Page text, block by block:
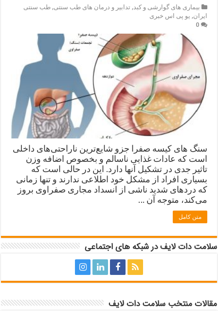
بیماری های گوارشی و کبد, تدابیر و درمان های طب سنتی,طب سنتی
ایران, یو پی اس خبری
0
سنگ های کیسه صفرا جزو شایع‌ترین ناراحتی‌های داخلی
است که عادات غذایی ناسالم و بخصوص اضافه وزن
تاثیر جدی در تشکیل آنها دارد. این در حالی است که
بسیاری افراد از مشکل خود اطلاعی ندارند و تنها زمانی
که دردهای شدید ناشی از انسداد مجاری صفراوی بروز
می‌کند، متوجه آن …
متن کامل
سلامت دات لایف در شبکه های اجتماعی
مقالات منتخب سلامت دات لایف